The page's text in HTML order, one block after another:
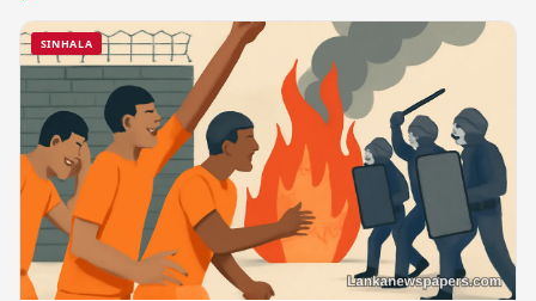
SINHALA